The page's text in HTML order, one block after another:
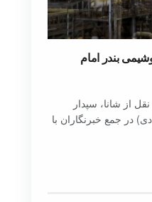
از شانا، سپدار
در جمع خبرنگاران با